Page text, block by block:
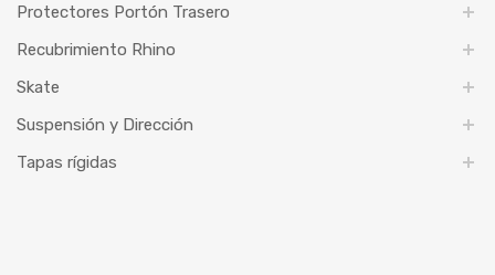
Protectores Portón Trasero
Recubrimiento Rhino
Skate
Suspensión y Dirección
Tapas rígidas